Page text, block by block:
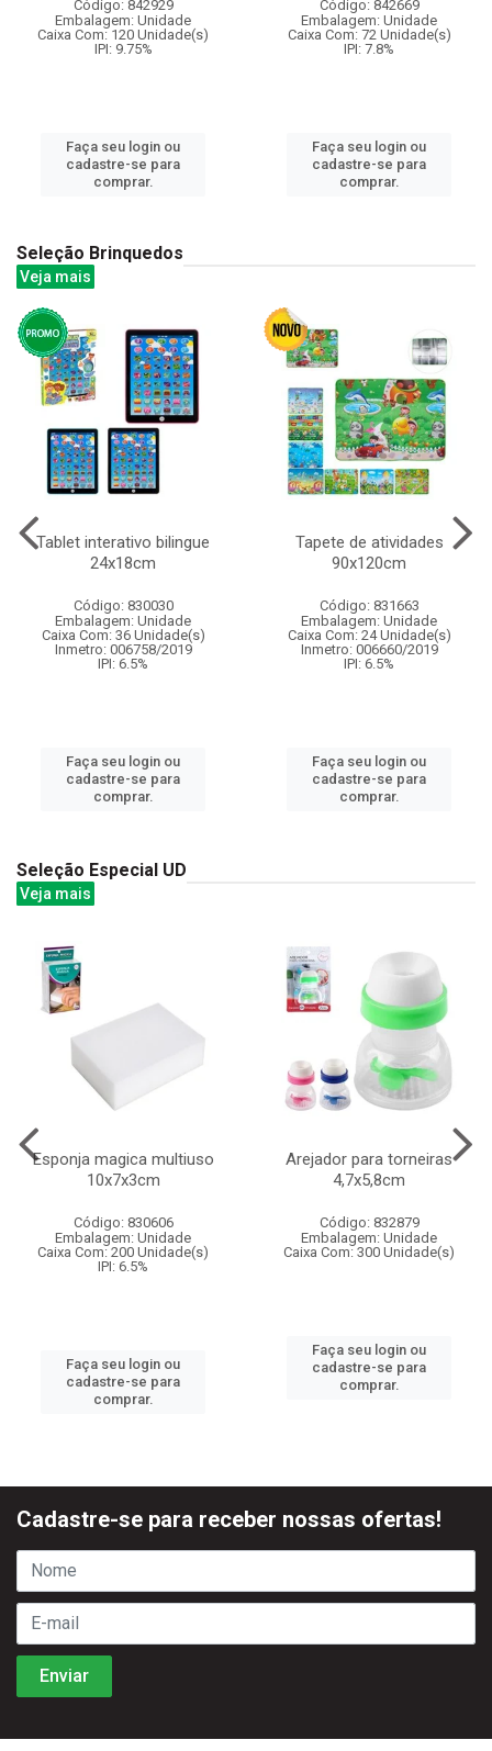
Código: 842929
Embalagem: Unidade
Caixa Com: 120 Unidade(s)
IPI: 9.75%
Faça seu login ou
cadastre-se para
comprar.
Código: 842669
Embalagem: Unidade
Caixa Com: 72 Unidade(s)
IPI: 7.8%
Faça seu login ou
cadastre-se para
comprar.
Seleção Brinquedos
Veja mais
Tablet interativo bilingue
24x18cm
Código: 830030
Embalagem: Unidade
Caixa Com: 36 Unidade(s)
Inmetro: 006758/2019
IPI: 6.5%
Faça seu login ou
cadastre-se para
comprar.
Tapete de atividades
90x120cm
Código: 831663
Embalagem: Unidade
Caixa Com: 24 Unidade(s)
Inmetro: 006660/2019
IPI: 6.5%
Faça seu login ou
cadastre-se para
comprar.
Seleção Especial UD
Veja mais
Esponja magica multiuso
10x7x3cm
Código: 830606
Embalagem: Unidade
Caixa Com: 200 Unidade(s)
IPI: 6.5%
Faça seu login ou
cadastre-se para
comprar.
Arejador para torneiras
4,7x5,8cm
Código: 832879
Embalagem: Unidade
Caixa Com: 300 Unidade(s)
Faça seu login ou
cadastre-se para
comprar.
Cadastre-se para receber nossas ofertas!